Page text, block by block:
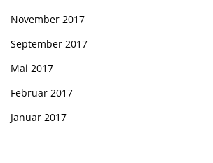
November 2017
September 2017
Mai 2017
Februar 2017
Januar 2017